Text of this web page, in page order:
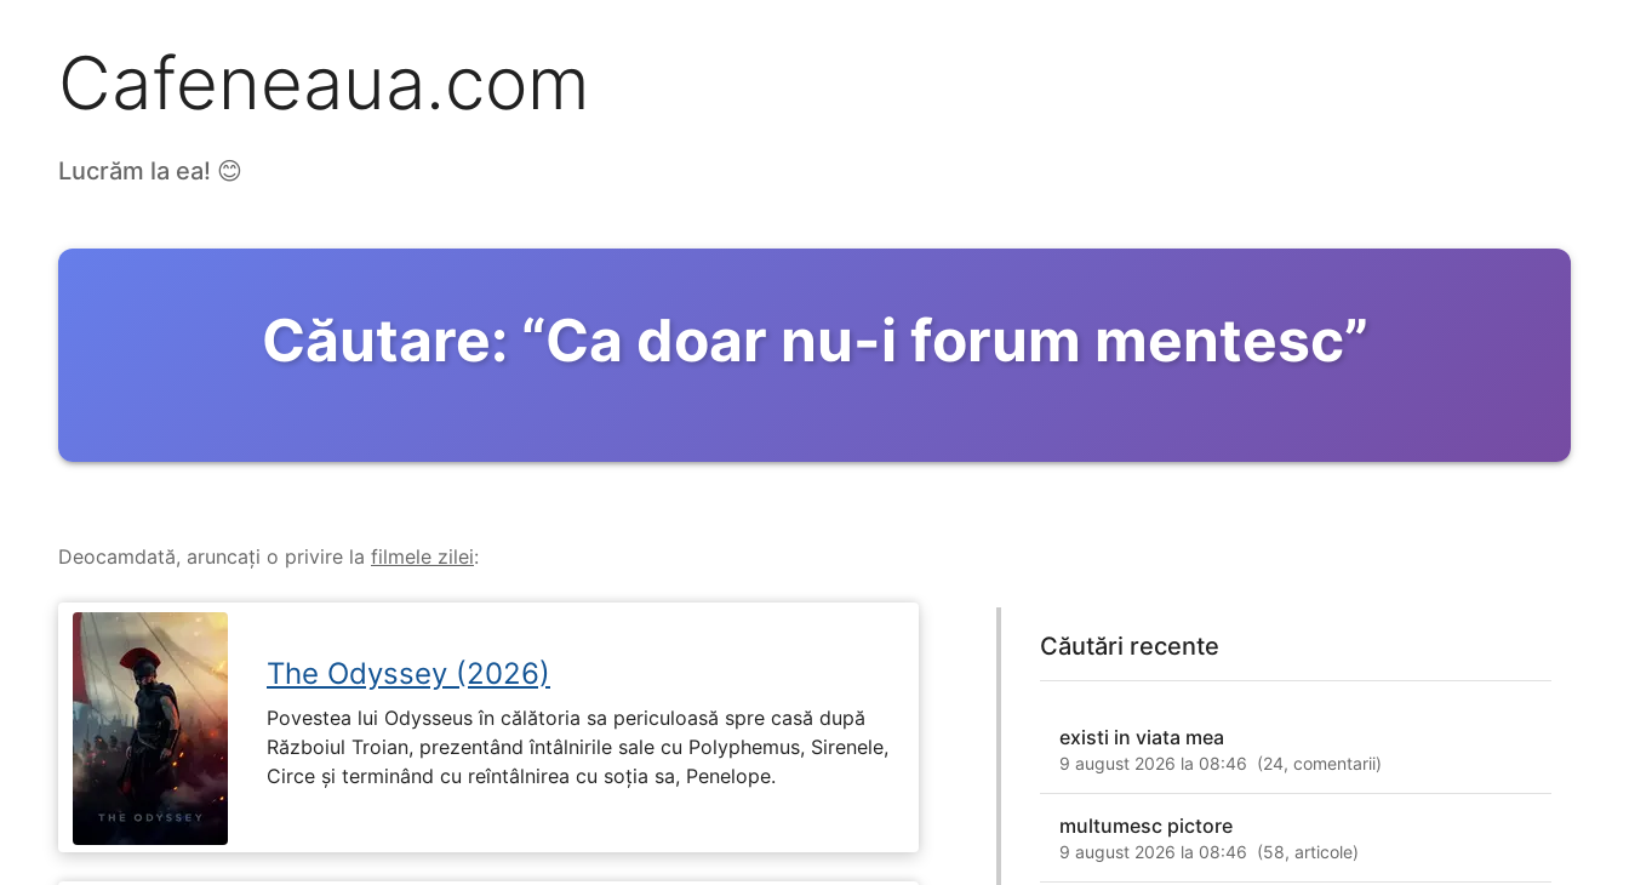
Cafeneaua.com
Lucrăm la ea! 😊
Căutare: “Ca doar nu-i forum mentesc”
Deocamdată, aruncați o privire la filmele zilei:
The Odyssey (2026)
Povestea lui Odysseus în călătoria sa periculoasă spre casă după
Războiul Troian, prezentând întâlnirile sale cu Polyphemus, Sirenele,
Circe și terminând cu reîntâlnirea cu soția sa, Penelope.
Căutări recente
existi in viata mea
9 august 2026 la 08:46 (24,comentarii)
multumesc pictore
9 august 2026 la 08:46 (58,articole)